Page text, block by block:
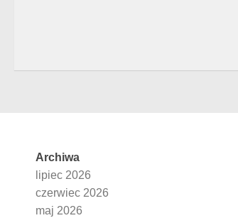
Archiwa
lipiec 2026
czerwiec 2026
maj 2026